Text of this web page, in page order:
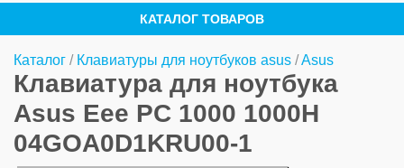
КАТАЛОГ ТОВАРОВ
Каталог / Клавиатуры для ноутбуков asus /Asus
Клавиатура для ноутбука
Asus Eee PC 1000 1000H
04GOA0D1KRU00-1